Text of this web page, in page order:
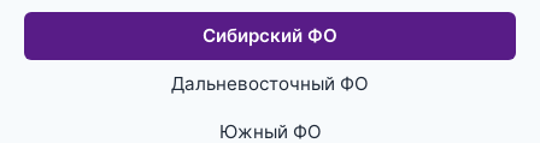
Сибирский ФО
Дальневосточный ФО
Южный ФО